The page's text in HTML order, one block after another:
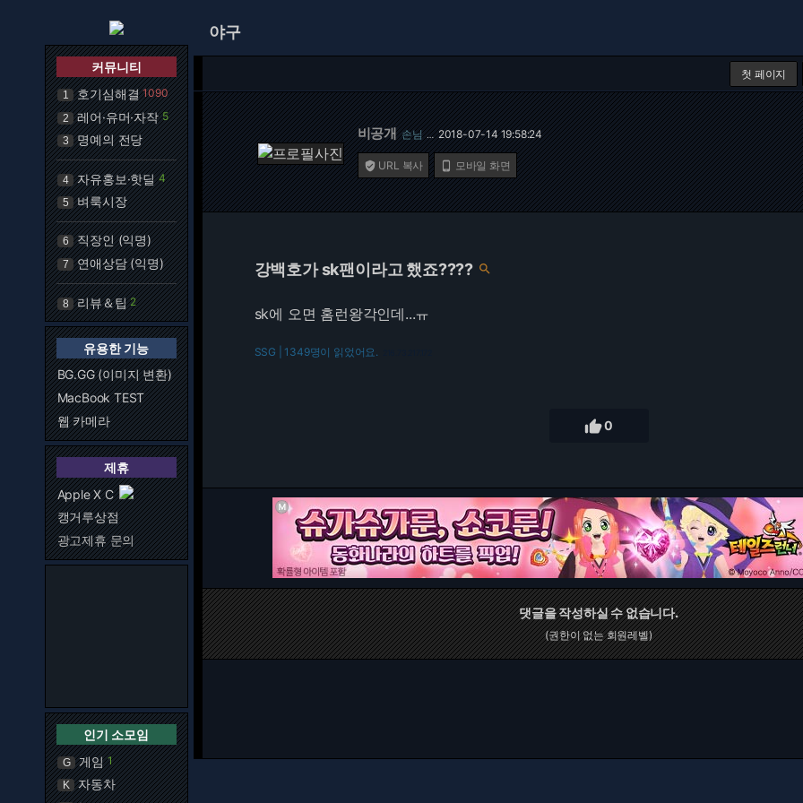
커뮤니티
1 호기심해결 1090
2 레어·유머·자작 5
3 명예의 전당
4 자유홍보·핫딜 4
5 벼룩시장
6 직장인 (익명)
7 연애상담 (익명)
8 리뷰＆팁 2
유용한 기능
BG.GG (이미지 변환)
MacBook TEST
웹 카메라
제휴
Apple X C
캥거루상점
광고제휴 문의
인기 소모임
G 게임 1
K 자동차
야구
첫 페이지
비공개 손님 … 2018-07-14 19:58:24
 URL 복사  모바일 화면
강백호가 sk팬이라고 했죠???? 
sk에 오면 홈런왕각인데...ㅠ
SSG | 1349명이 읽었어요.
0
댓글을 작성하실 수 없습니다.
(권한이 없는 회원레벨)